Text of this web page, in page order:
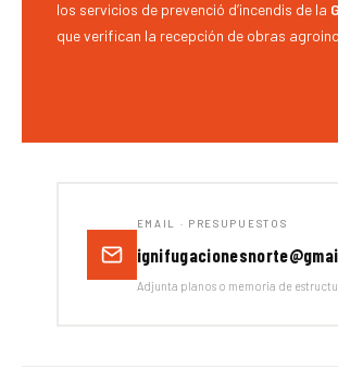
los servicios de prevenció d’incendis de la
que verifican la recepción de obras
EMAIL · PRESUPUESTOS
Adjunta planos o memoria de